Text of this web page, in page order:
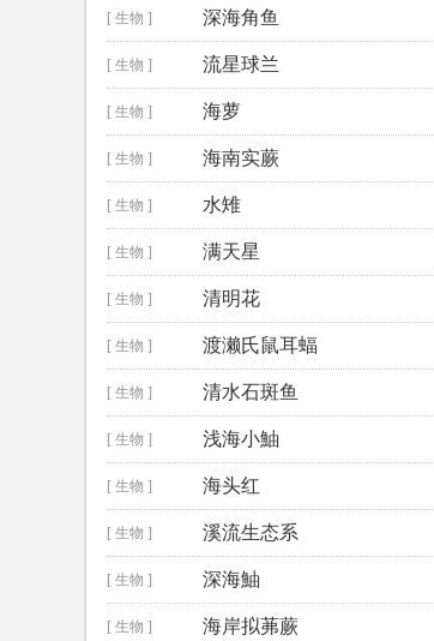
[ 生物 ] 深海角鱼
[ 生物 ] 流星球兰
[ 生物 ] 海萝
[ 生物 ] 海南实蕨
[ 生物 ] 水雉
[ 生物 ] 满天星
[ 生物 ] 清明花
[ 生物 ] 渡濑氏鼠耳蝠
[ 生物 ] 清水石斑鱼
[ 生物 ] 浅海小鮋
[ 生物 ] 海头红
[ 生物 ] 溪流生态系
[ 生物 ] 深海鮋
[ 生物 ] 海岸拟茀蕨